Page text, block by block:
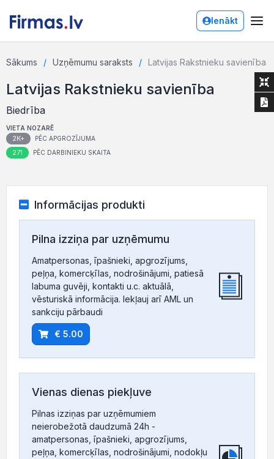
Ienākt
Sākums Uzņēmumu saraksts Latvijas Rakstnieku savienība
Latvijas Rakstnieku savienība
Biedrība
VIETA NOZARĒ
2K+ PĒC APGROZĪJUMA
271 PĒC DARBINIEKU SKAITA
Informācijas produkti
Pilna izziņa par uzņēmumu
Amatpersonas, īpašnieki, apgrozījums,
peļņa, komercķīlas, nodrošinājumi, patiesā
labuma guvēji, kontakti u.c. aktuālā,
vēsturiskā informācija. Iekļauj arī AML un
sankciju pārbaudi
€ 5.00
Vienas dienas piekļuve
Pilnas izziņas par uzņēmumiem
neierobežotā daudzumā 24h -
amatpersonas, īpašnieki, apgrozījums,
peļņa, komercķīlas, nodrošinājumi, nodokļu